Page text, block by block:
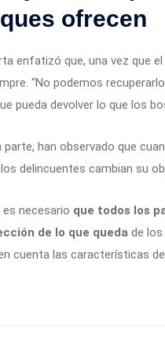
ofrecen
enfatizó que, una vez que
“No podemos
pueda devolver lo que los
parte, han observado que
delincuentes cambian su
es necesario que todos los
de lo que queda de los
cuenta las características